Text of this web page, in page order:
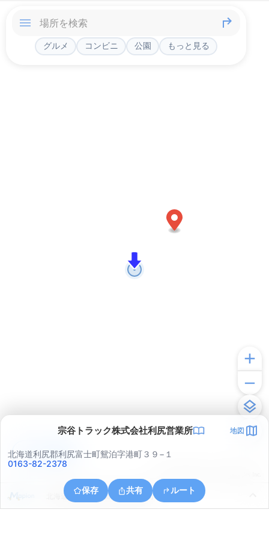
グルメ コンビニ 公園 もっと見る
宗谷トラック株式会社利尻営業所 地図
北海道利尻郡利尻富士町鴛泊字港町３９−１
0163-82-2378
保存 共有 ルート
北海道利尻郡利尻富士町鴛泊港町
アプリで見る